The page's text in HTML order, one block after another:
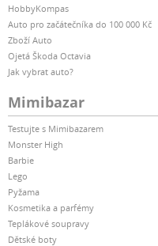
HobbyKompas
Auto pro začátečníka do 100 000 Kč
Zboží Auto
Ojetá Škoda Octavia
Jak vybrat auto?
Mimibazar
Testujte s Mimibazarem
Monster High
Barbie
Lego
Pyžama
Kosmetika a parfémy
Teplákové soupravy
Dětské boty